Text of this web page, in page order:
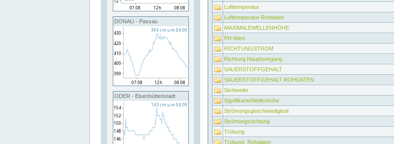
DONAU - Passau
ODER - Eisenhüttenstadt
Lufttemperatur
Lufttemperatur Rohdaten
MAXIMALEWELLENHÖHE
PH-Wert
RICHTUNGSTROM
Richtung Hauptseegang
SAUERSTOFFGEHALT
SAUERSTOFFGEHALT ROHDATEN
Sichtweite
SignifikanteWellenhöhe
Strömungsgeschwindigkeit
Strömungsrichtung
Trübung
Trübung_Rohdaten